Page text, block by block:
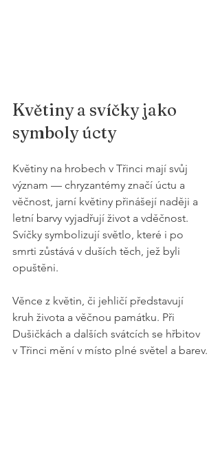
Květiny a svíčky jako
symboly úcty
Květiny na hrobech v Třinci mají svůj
význam — chryzantémy značí úctu a
věčnost, jarní květiny přinášejí naději a
letní barvy vyjadřují život a vděčnost.
Svíčky symbolizují světlo, které i po
smrti zůstává v duších těch, jež byli
opuštěni.
Věnce z květin, či jehličí představují
kruh života a věčnou památku. Při
Dušičkách a dalších svátcích se hřbitov
v Třinci mění v místo plné světel a barev.